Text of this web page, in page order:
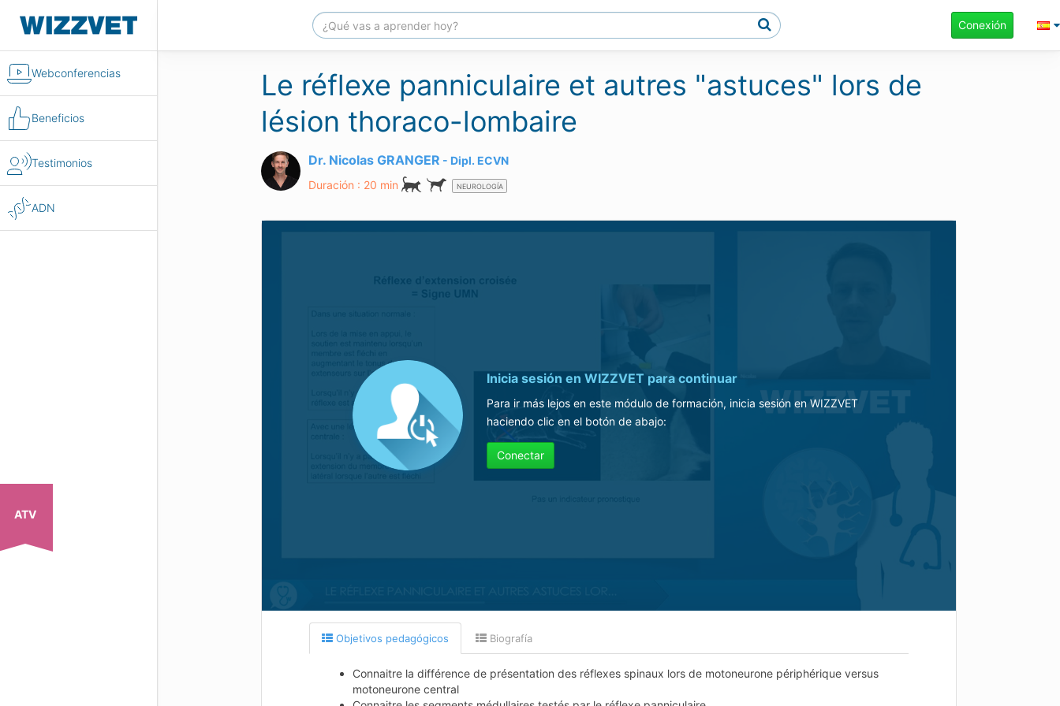
Webconferencias
Beneficios
Testimonios
ADN
ATV
Conexión
Le réflexe panniculaire et autres "astuces" lors de
lésion thoraco-lombaire
Dr. Nicolas GRANGER Dipl. ECVN
Duración : 20 min
NEUROLOGÍA
Inicia sesión en WIZZVET para continuar
Para ir más lejos en este módulo de formación, inicia sesión en WIZZVET
haciendo clic en el botón de abajo:
Conectar
Objetivos pedagógicos Biografía
Connaitre la différence de présentation des réflexes spinaux lors de motoneurone périphérique versus
motoneurone central